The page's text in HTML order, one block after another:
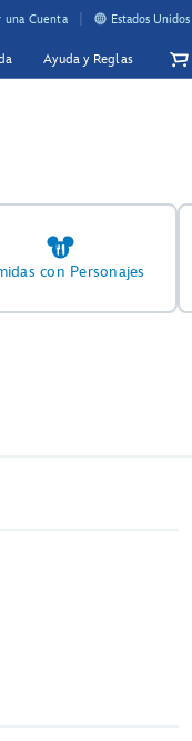
una Cuenta Estados
Ayuda y Reglas
con Personajes